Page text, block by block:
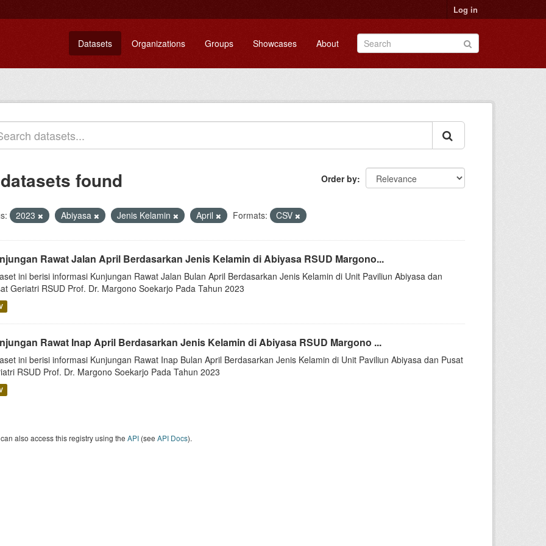
Log in
Datasets Organizations Groups Showcases About
Order by
found
2023 Abiyasa Jenis Kelamin April Formats: CSV
Rawat Jalan April Berdasarkan Jenis Kelamin di Abiyasa RSUD Margono...
ini berisi informasi Kunjungan Rawat Jalan Bulan April Berdasarkan Jenis Kelamin di Unit Paviliun Abiyasa dan
Geriatri RSUD Prof. Dr. Margono Soekarjo Pada Tahun 2023
Rawat Inap April Berdasarkan Jenis Kelamin di Abiyasa RSUD Margono ...
ini berisi informasi Kunjungan Rawat Inap Bulan April Berdasarkan Jenis Kelamin di Unit Paviliun Abiyasa dan Pusat
RSUD Prof. Dr. Margono Soekarjo Pada Tahun 2023
also access this registry using the API (see API Docs).